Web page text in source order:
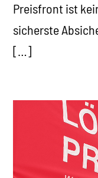
Preisfront ist
sicherste
[…]